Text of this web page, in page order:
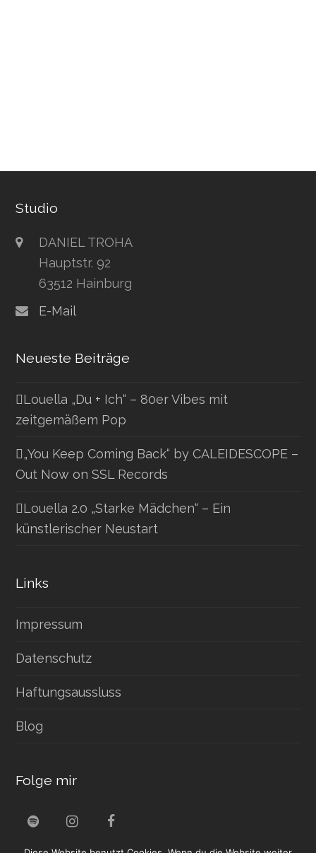
Studio
DANIEL TROHA
Hauptstr. 92
63512 Hainburg
E-Mail
Neueste Beiträge
Louella „Du + Ich“ – 80er Vibes mit
zeitgemäßem Pop
„You Keep Coming Back“ by CALEIDESCOPE –
Out Now on SSL Records
Louella 2.0 „Starke Mädchen“ – Ein
künstlerischer Neustart
Links
Impressum
Datenschutz
Haftungsaussluss
Blog
Folge mir
S
I
F